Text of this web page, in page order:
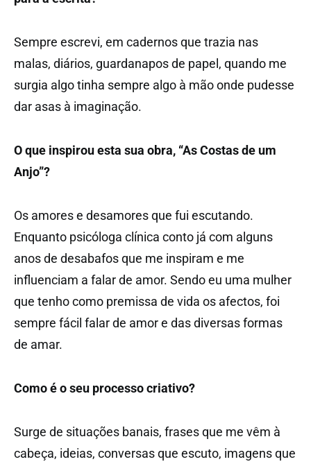
Sempre escrevi, em cadernos que trazia nas
malas, diários, guardanapos de papel, quando me
surgia algo tinha sempre algo à mão onde pudesse
dar asas à imaginação.
O que inspirou esta sua obra, “As Costas de um
Anjo”?
Os amores e desamores que fui escutando.
Enquanto psicóloga clínica conto já com alguns
anos de desabafos que me inspiram e me
influenciam a falar de amor. Sendo eu uma mulher
que tenho como premissa de vida os afectos, foi
sempre fácil falar de amor e das diversas formas
de amar.
Como é o seu processo criativo?
Surge de situações banais, frases que me vêm à
cabeça, ideias, conversas que escuto, imagens que